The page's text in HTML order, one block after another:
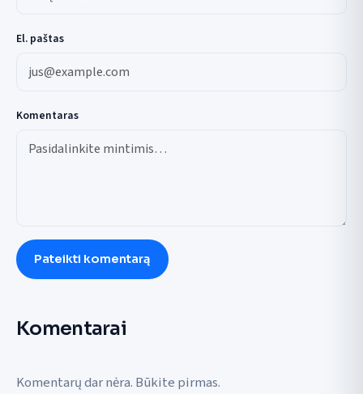
El. paštas
Komentaras
Pateikti komentarą
Komentarai
Komentarų dar nėra. Būkite pirmas.